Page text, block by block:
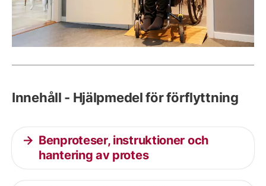
Innehåll - Hjälpmedel för förflyttning
Benproteser, instruktioner och
hantering av protes